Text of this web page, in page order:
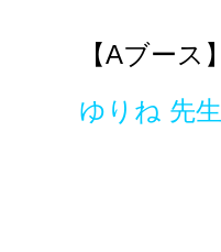
【Aブース】
ゆりね 先生